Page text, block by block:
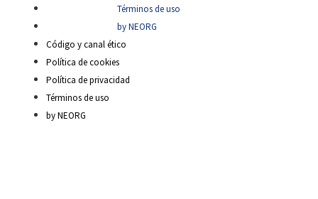
Términos de uso
by NEORG
Código y canal ético
Política de cookies
Política de privacidad
Términos de uso
by NEORG